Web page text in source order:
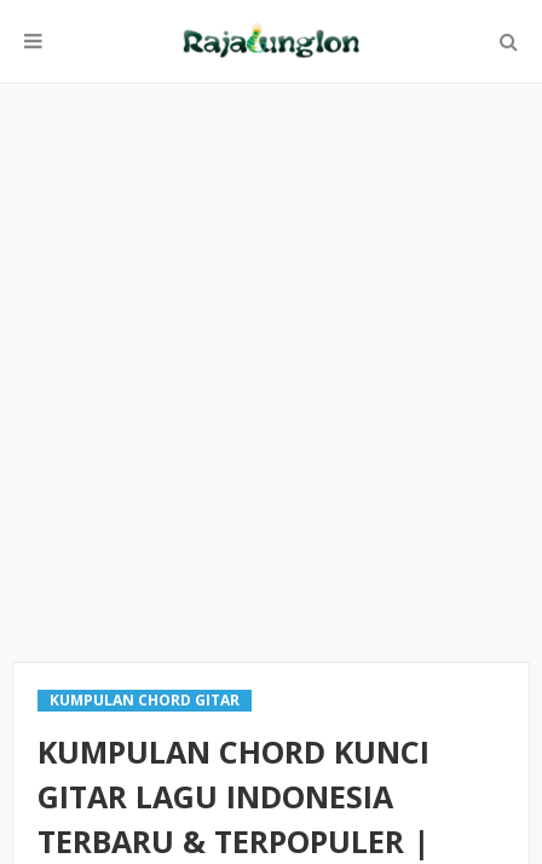
KUMPULAN CHORD GITAR
KUMPULAN CHORD KUNCI
GITAR LAGU INDONESIA
TERBARU & TERPOPULER |